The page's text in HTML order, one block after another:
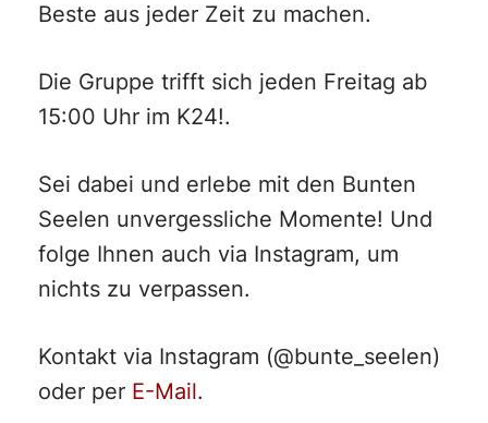
Beste aus jeder Zeit zu machen.
Die Gruppe trifft sich jeden Freitag ab
15:00 Uhr im K24!.
Sei dabei und erlebe mit den Bunten
Seelen unvergessliche Momente! Und
folge Ihnen auch via Instagram, um
nichts zu verpassen.
Kontakt via Instagram (@bunte_seelen)
oder per E-Mail.